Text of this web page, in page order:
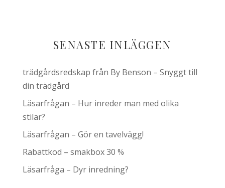
SENASTE INLÄGGEN
trädgårdsredskap från By Benson – Snyggt till
din trädgård
Läsarfrågan – Hur inreder man med olika
stilar?
Läsarfrågan – Gör en tavelvägg!
Rabattkod – smakbox 30 %
Läsarfråga – Dyr inredning?